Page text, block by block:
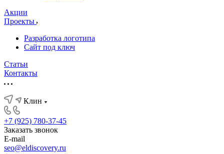
Акции
Проекты
Разработка логотипа
Сайт под ключ
Статьи
Контакты
Клин
+7 (925) 780-37-45
Заказать звонок
E-mail
seo@eldiscovery.ru